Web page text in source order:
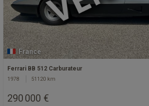
France
Ferrari BB 512 Carburateur
1978 51120 km
290 000 €